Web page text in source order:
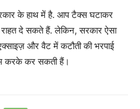
के हाथ में है. आप टैक्स घटाकर
दे सकते हैं. लेकिन, सरकार ऐसा
और वैट में कटौती की भरपाई
करके कर सकती हैं।